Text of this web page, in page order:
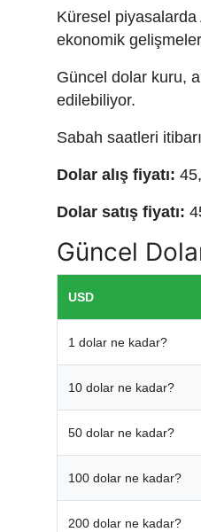
Küresel piyasalarda
ekonomik
Güncel dolar kuru,
edilebiliyor.
Sabah saatleri
Dolar alış fiyatı:
Dolar satış fiyatı:
Güncel
USD
1 dolar ne kadar?
10 dolar ne kadar?
50 dolar ne kadar?
100 dolar ne kadar?
200 dolar ne kadar?